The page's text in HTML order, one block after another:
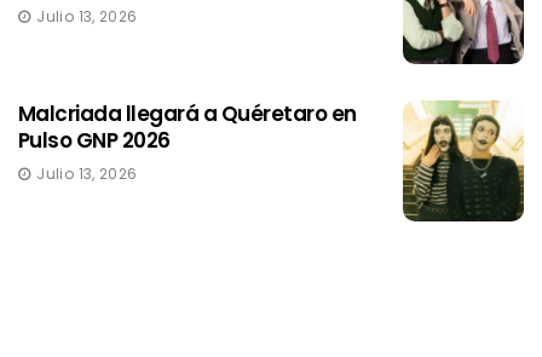
Julio 13, 2026
Malcriada llegará a Quéretaro en
Pulso GNP 2026
Julio 13, 2026